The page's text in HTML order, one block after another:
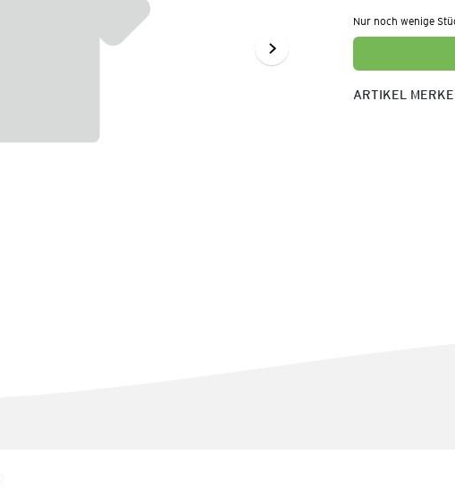
Nur noch wenige
ARTIKEL